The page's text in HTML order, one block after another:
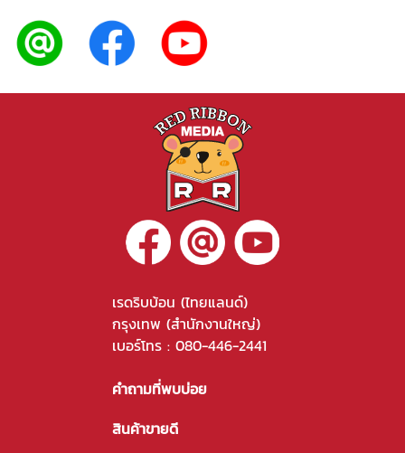
เรดริบบ้อน (ไทยแลนด์)
กรุงเทพ (สำนักงานใหญ่)
เบอร์โทร : 080-446-2441
คำถามที่พบบ่อย
สินค้าขายดี